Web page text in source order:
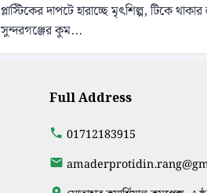
প্লাস্টিকের দাপটে হারাচ্ছে মৃৎশিল্প, টিকে
সুন্দরগঞ্জের কুম...
Full Address
01712183915